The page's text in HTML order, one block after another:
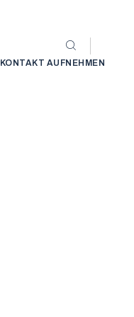
KONTAKT AUFNEHMEN